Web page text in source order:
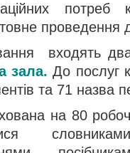
потреб
проведення
входять
зала. До послуг
та 71 назва
на 80